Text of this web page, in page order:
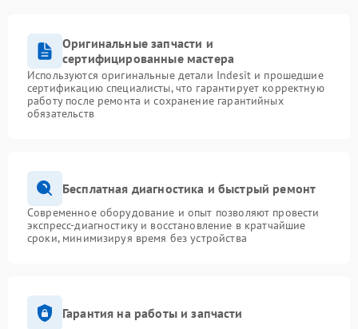
Оригинальные запчасти и
сертифицированные мастера
Используются оригинальные детали Indesit и прошедшие
сертификацию специалисты, что гарантирует корректную
работу после ремонта и сохранение гарантийных
обязательств
Бесплатная диагностика и быстрый ремонт
Современное оборудование и опыт позволяют провести
экспресс-диагностику и восстановление в кратчайшие
сроки, минимизируя время без устройства
Гарантия на работы и запчасти